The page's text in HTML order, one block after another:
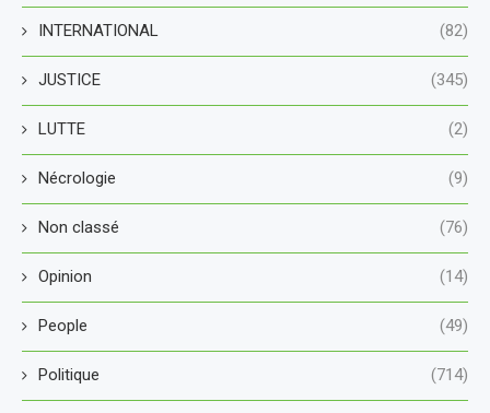
INTERNATIONAL (82)
JUSTICE (345)
LUTTE (2)
Nécrologie (9)
Non classé (76)
Opinion (14)
People (49)
Politique (714)